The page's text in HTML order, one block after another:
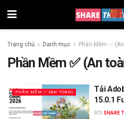
Trang chủ Danh mục Phần Mềm ✅
Phần Mềm ✅ (An
PHẦN MỀM ✅ (AN TOÀN)
Tải
15.0.1
BỞI SHARE